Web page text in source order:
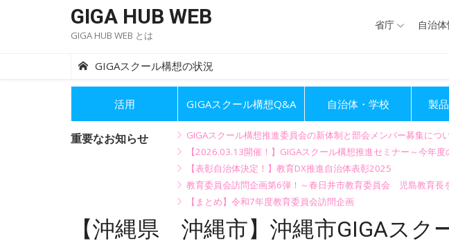
GIGA HUB WEB
GIGA HUB WEB とは
省庁 自治
GIGAスクール構想の状況
活用 GIGAスクール構想Q&A 自治体・学校 製
重要なお知らせ
GIGAスクール構想推進委員会の新体制と部会メンバー募集につ
【2026.03.13開催！】GIGAスクール構想推進セミナー～今年
【表彰自治体決定！】教育DX推進自治体表彰2025
教育委員会訪問企画第6弾！～春日井市教育委員会 児島教育長
【まとめ】令和7年度教育委員会訪問企画
【沖縄県 沖縄市】沖縄市GIGAスク